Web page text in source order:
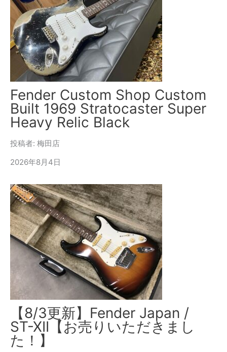
Fender Custom Shop Custom
Built 1969 Stratocaster Super
Heavy Relic Black
投稿者: 梅田店
2026年8月4日
【8/3更新】Fender Japan /
ST-XII【お売りいただきまし
た！】